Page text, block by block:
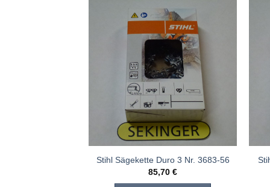
Sägen
hinzufügen
Stihl Sägekette Duro 3 Nr. 3683-56
85,70€